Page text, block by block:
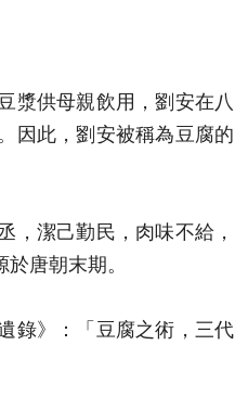
漿供母親飲用，劉安在八
因此，劉安被稱為豆腐的
，潔己勤民，肉味不給，
唐朝末期。
錄》：「豆腐之術，三代